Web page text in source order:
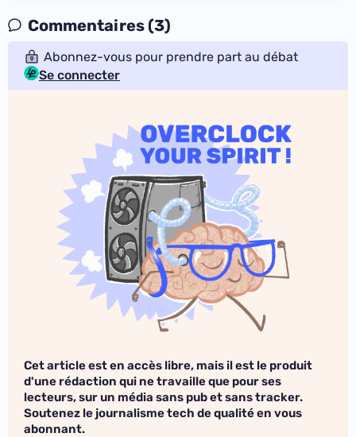
Commentaires (3)
Abonnez-vous pour prendre part au débat
Se connecter
Cet article est en accès libre, mais il est le produit
d'une rédaction qui ne travaille que pour ses
lecteurs, sur un média sans pub et sans tracker.
Soutenez le journalisme tech de qualité en vous
abonnant.